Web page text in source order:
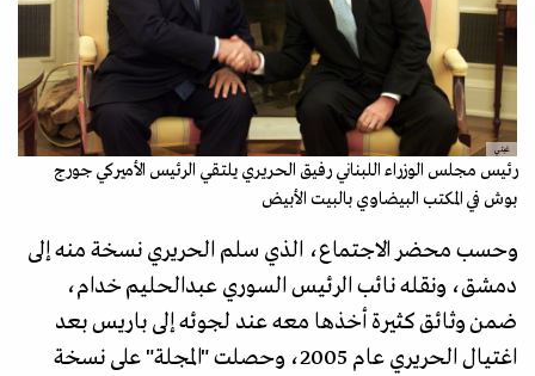
غيتي
رئيس مجلس الوزراء اللبناني رفيق الحريري يلتقي الرئيس الأميركي جورج
بوش في المكتب البيضاوي بالبيت الأبيض
وحسب محضر الاجتماع، الذي سلم الحريري نسخة منه إلى
دمشق، ونقله نائب الرئيس السوري عبدالحليم خدام،
ضمن وثائق كثيرة أخذها معه عند لجوئه إلى باريس بعد
اغتيال الحريري عام 2005، وحصلت "المجلة" على نسخة